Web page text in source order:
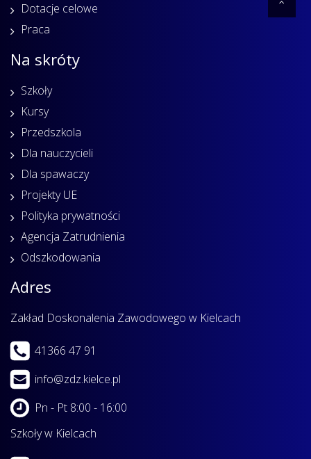
Dotacje celowe
Praca
Na skróty
Szkoły
Kursy
Przedszkola
Dla nauczycieli
Dla spawaczy
Projekty UE
Polityka prywatności
Agencja Zatrudnienia
Odszkodowania
Adres
Zakład Doskonalenia Zawodowego w Kielcach
41366 47 91
info@zdz.kielce.pl
Pn - Pt 8:00 - 16:00
Szkoły w Kielcach